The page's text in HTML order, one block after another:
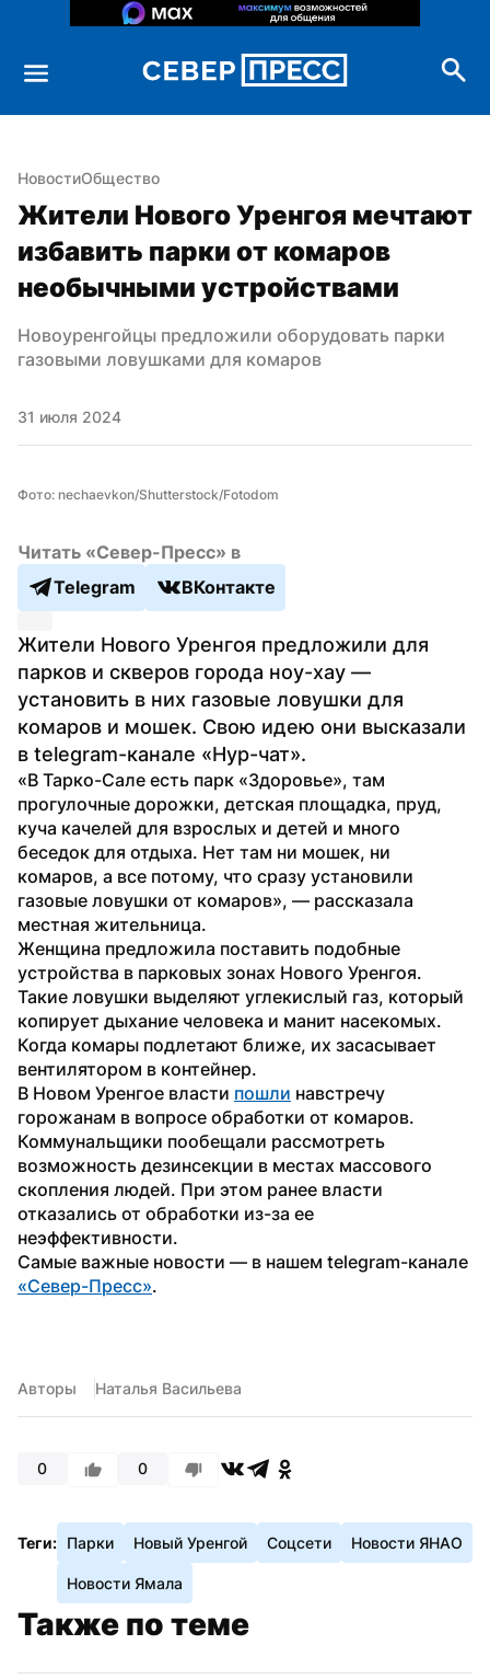
НовостиОбщество
Жители Нового Уренгоя мечтают
избавить парки от комаров
необычными устройствами
Новоуренгойцы предложили оборудовать парки
газовыми ловушками для комаров
31 июля 2024
Фото: nechaevkon/Shutterstock/Fotodom
Читать «Север-Пресс» в
Telegram
ВКонтакте
Жители Нового Уренгоя предложили для
парков и скверов города ноу-хау —
установить в них газовые ловушки для
комаров и мошек. Свою идею они высказали
в telegram-канале «Нур-чат».
«В Тарко-Сале есть парк «Здоровье», там
прогулочные дорожки, детская площадка, пруд,
куча качелей для взрослых и детей и много
беседок для отдыха. Нет там ни мошек, ни
комаров, а все потому, что сразу установили
газовые ловушки от комаров», — рассказала
местная жительница.
Женщина предложила поставить подобные
устройства в парковых зонах Нового Уренгоя.
Такие ловушки выделяют углекислый газ, который
копирует дыхание человека и манит насекомых.
Когда комары подлетают ближе, их засасывает
вентилятором в контейнер.
В Новом Уренгое власти пошли навстречу
горожанам в вопросе обработки от комаров.
Коммунальщики пообещали рассмотреть
возможность дезинсекции в местах массового
скопления людей. При этом ранее власти
отказались от обработки из-за ее
неэффективности.
«Север-Пресс».
Авторы Наталья Васильева
0 0
Теги: Парки Новый Уренгой Соцсети Новости ЯНАО
Новости Ямала
Также по теме